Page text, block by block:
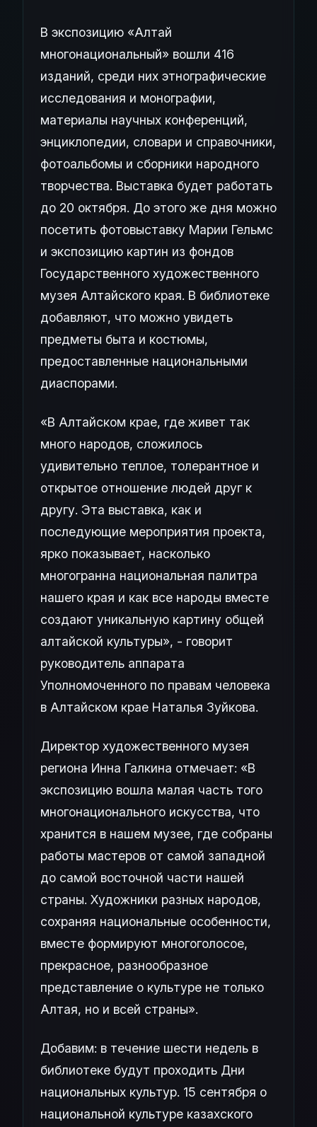
В экспозицию «Алтай
многонациональный» вошли 416
изданий, среди них этнографические
исследования и монографии,
материалы научных конференций,
энциклопедии, словари и справочники,
фотоальбомы и сборники народного
творчества. Выставка будет работать
до 20 октября. До этого же дня можно
посетить фотовыставку Марии Гельмс
и экспозицию картин из фондов
Государственного художественного
музея Алтайского края. В библиотеке
добавляют, что можно увидеть
предметы быта и костюмы,
предоставленные национальными
диаспорами.
«В Алтайском крае, где живет так
много народов, сложилось
удивительно теплое, толерантное и
открытое отношение людей друг к
другу. Эта выставка, как и
последующие мероприятия проекта,
ярко показывает, насколько
многогранна национальная палитра
нашего края и как все народы вместе
создают уникальную картину общей
алтайской культуры», - говорит
руководитель аппарата
Уполномоченного по правам человека
в Алтайском крае Наталья Зуйкова.
Директор художественного музея
региона Инна Галкина отмечает: «В
экспозицию вошла малая часть того
многонационального искусства, что
хранится в нашем музее, где собраны
работы мастеров от самой западной
до самой восточной части нашей
страны. Художники разных народов,
сохраняя национальные особенности,
вместе формируют многоголосое,
прекрасное, разнообразное
представление о культуре не только
Алтая, но и всей страны».
Добавим: в течение шести недель в
библиотеке будут проходить Дни
национальных культур. 15 сентября о
национальной культуре казахского